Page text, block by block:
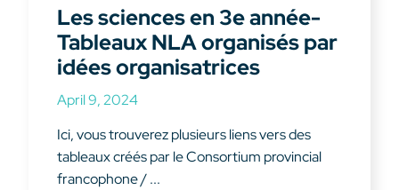
Les sciences en 3e année-
Tableaux NLA organisés par
idées organisatrices
April 9, 2024
Ici, vous trouverez plusieurs liens vers des
tableaux créés par le Consortium provincial
francophone / ...